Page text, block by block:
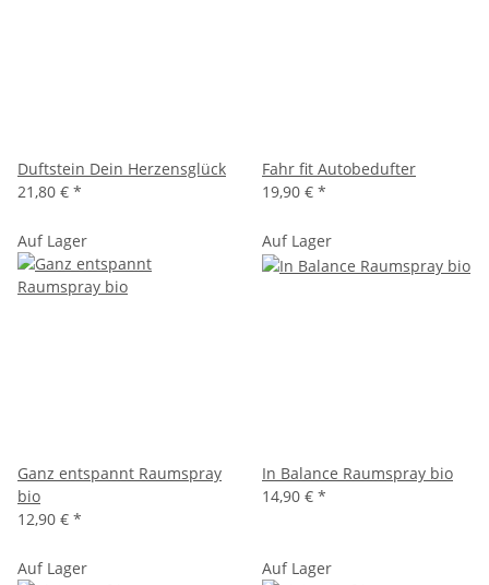
Duftstein Dein Herzensglück
21,80 € *
Fahr fit Autobedufter
19,90 € *
Auf Lager
Ganz entspannt Raumspray
bio
12,90 € *
Auf Lager
In Balance Raumspray bio
14,90 € *
Auf Lager Auf Lager